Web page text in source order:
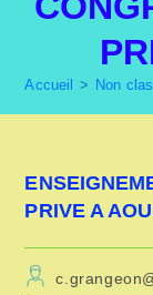
Accueil > Non
PRIVE A